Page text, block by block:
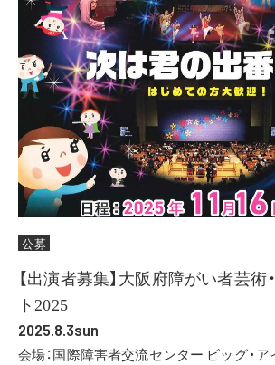
公募
【出演者募集】大阪府障がい者芸術
ト2025
2025.8.3sun
会場：国際障害者交流センター ビッグ・